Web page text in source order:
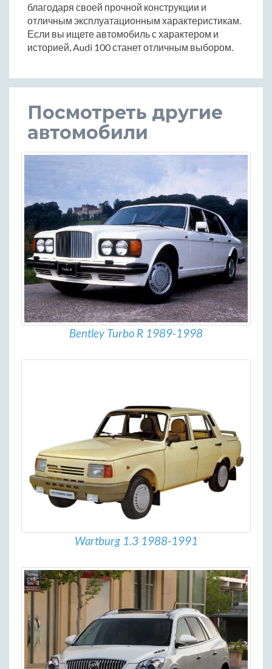
благодаря своей прочной конструкции и
отличным эксплуатационным характеристикам.
Если вы ищете автомобиль с характером и
историей, Audi 100 станет отличным выбором.
Посмотреть другие
автомобили
Bentley Turbo R 1989-1998
Wartburg 1.3 1988-1991